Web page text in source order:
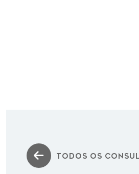
TODOS OS